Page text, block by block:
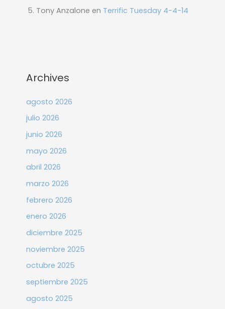
Tony Anzalone en Terrific Tuesday 4-4-14
Archives
agosto 2026
julio 2026
junio 2026
mayo 2026
abril 2026
marzo 2026
febrero 2026
enero 2026
diciembre 2025
noviembre 2025
octubre 2025
septiembre 2025
agosto 2025